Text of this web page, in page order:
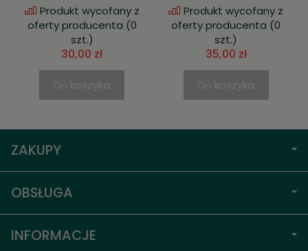
Produkt wycofany z
oferty producenta (0
szt.)
30,00 zł
Do koszyka
Produkt wycofany z
oferty producenta (0
szt.)
35,00 zł
Do koszyka
ZAKUPY
OBSŁUGA
INFORMACJE